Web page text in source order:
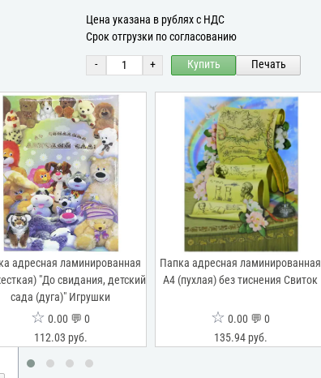
Цена указана в рублях с НДС
Срок отгрузки по согласованию
- + Купить Печать
адресная ламинированная
"До свидания, детский
сада (дуга)" Игрушки
☆ 0.00 💬 0
112.03 руб.
Папка адресная ламинированная
А4 (пухлая) без тиснения Свиток
☆ 0.00 💬 0
135.94 руб.